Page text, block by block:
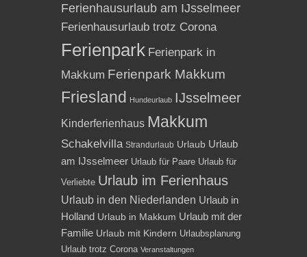
Ferienhausurlaub am IJsselmeer
Ferienhausurlaub trotz Corona
Ferienpark Ferienpark in
Makkum Ferienpark Makkum
Friesland Hundeurlaub IJsselmeer
Kinderferienhaus Makkum
Schakelvilla Strandurlaub Urlaub Urlaub
am IJsselmeer Urlaub für Paare Urlaub für
Verliebte Urlaub im Ferienhaus
Urlaub in den Niederlanden Urlaub in
Holland Urlaub in Makkum Urlaub mit der
Familie Urlaub mit Kindern Urlaubsplanung
Urlaub trotz Corona Veranstaltungen